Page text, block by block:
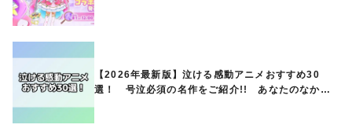
【2026年最新版】泣ける感動アニメおすすめ30
選！ 号泣必須の名作をご紹介!! あなたのなかの